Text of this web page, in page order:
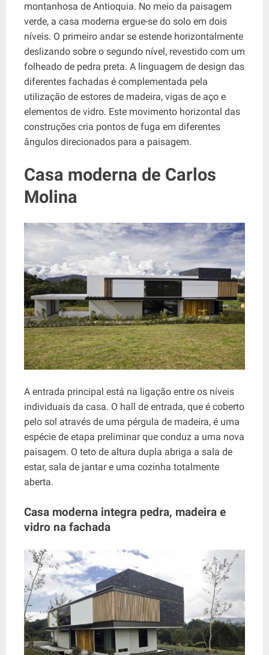
montanhosa de Antioquia. No meio da paisagem
verde, a casa moderna ergue-se do solo em dois
níveis. O primeiro andar se estende horizontalmente
deslizando sobre o segundo nível, revestido com um
folheado de pedra preta. A linguagem de design das
diferentes fachadas é complementada pela
utilização de estores de madeira, vigas de aço e
elementos de vidro. Este movimento horizontal das
construções cria pontos de fuga em diferentes
ângulos direcionados para a paisagem.
Casa moderna de Carlos
Molina
A entrada principal está na ligação entre os níveis
individuais da casa. O hall de entrada, que é coberto
pelo sol através de uma pérgula de madeira, é uma
espécie de etapa preliminar que conduz a uma nova
paisagem. O teto de altura dupla abriga a sala de
estar, sala de jantar e uma cozinha totalmente
aberta.
Casa moderna integra pedra, madeira e
vidro na fachada